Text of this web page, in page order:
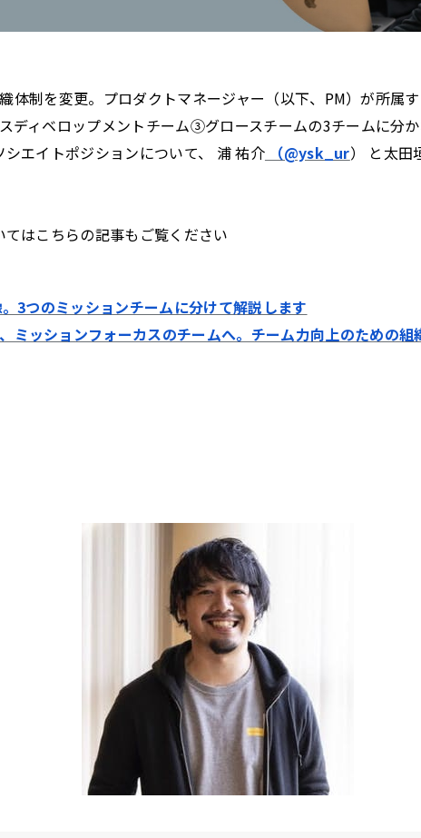
体制を変更。プロダクトマネージャー（以下、PM）が所属
ディベロップメントチーム③グロースチームの3チームに分
エイトポジションについて、 浦 祐介（@ysk_ur） と太田
はこちらの記事もご覧ください
3つのミッションチームに分けて解説します
ミッションフォーカスのチームへ。チーム力向上のための組